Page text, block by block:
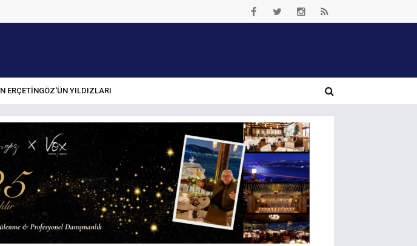
ERÇETINGÖZ'ÜN YILDIZLARI